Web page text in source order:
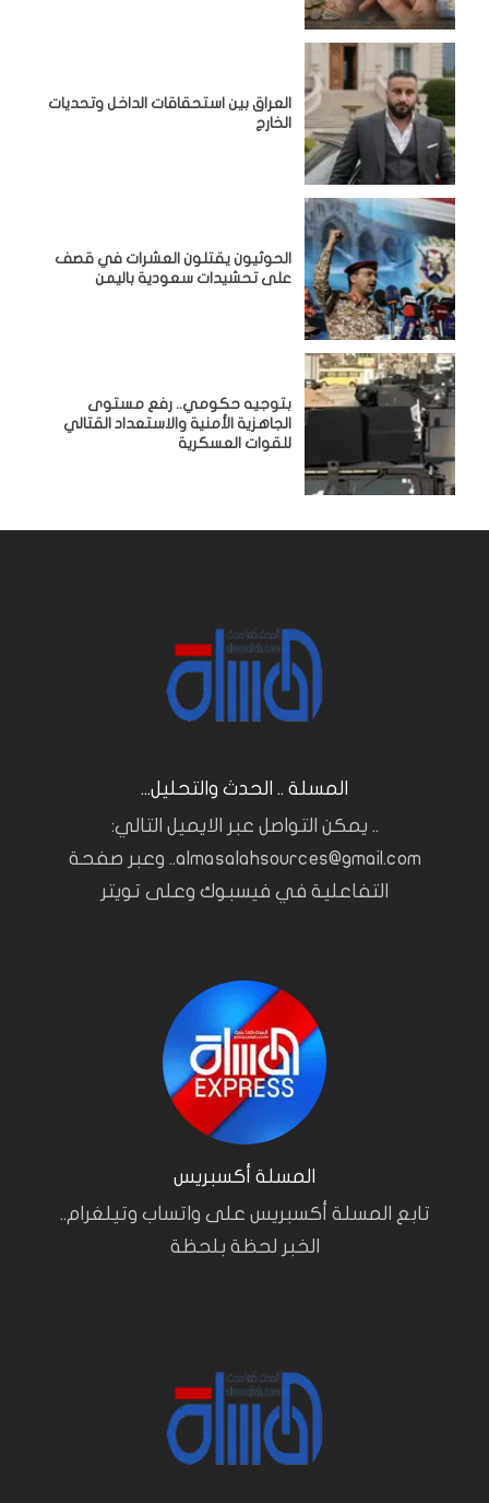
‏العراق بين استحقاقات الداخل وتحديات
الخارج
الحوثيون يقتلون العشرات في قصف
على تحشيدات سعودية باليمن
بتوجيه حكومي.. رفع مستوى
الجاهزية الأمنية والاستعداد القتالي
للقوات العسكرية
المسلة .. الحدث والتحليل...
.. يمكن التواصل عبر الايميل التالي:
almasalahsources@gmail.com.. وعبر صفحة
التفاعلية في فيسبوك وعلى تويتر
المسلة أكسبريس
تابع المسلة أكسبريس على واتساب وتيلغرام..
الخبر لحظة بلحظة